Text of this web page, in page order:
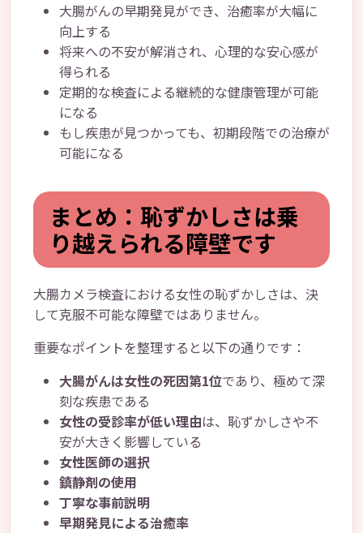
大腸がんの早期発見ができ、治癒率が大幅に
向上する
将来への不安が解消され、心理的な安心感が
得られる
定期的な検査による継続的な健康管理が可能
になる
もし疾患が見つかっても、初期段階での治療が
可能になる
まとめ：恥ずかしさは乗
り越えられる障壁です
大腸カメラ検査における女性の恥ずかしさは、決
して克服不可能な障壁ではありません。
重要なポイントを整理すると以下の通りです：
大腸がんは女性の死因第1位であり、極めて深
刻な疾患である
女性の受診率が低い理由は、恥ずかしさや不
安が大きく影響している
女性医師の選択
鎮静剤の使用
丁寧な事前説明
早期発見による治癒率